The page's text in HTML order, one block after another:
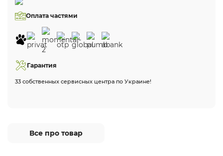
Оплата частями
Гарантия
33 собственных сервисных центра по Украине!
Все про товар